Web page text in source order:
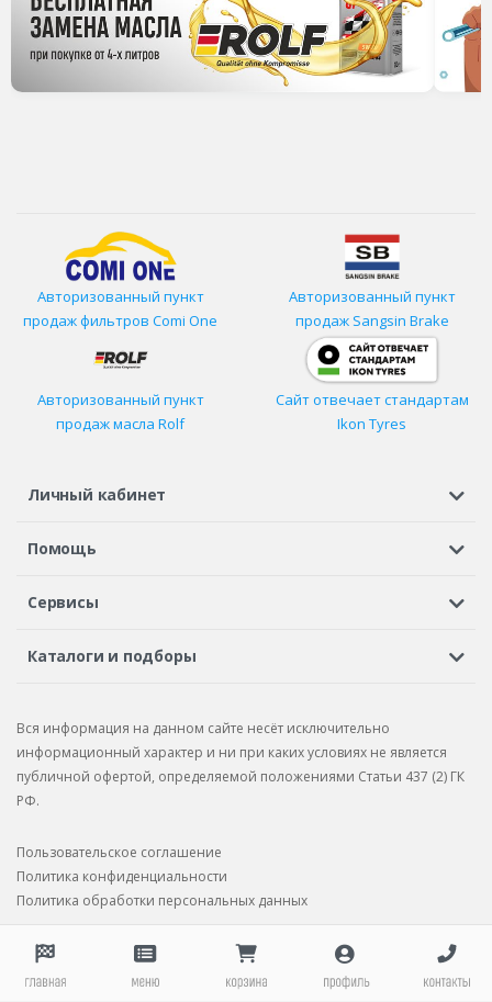
Авторизованный пункт
продаж фильтров Comi One
Авторизованный пункт
продаж Sangsin Brake
Авторизованный пункт
продаж масла Rolf
Сайт отвечает стандартам
Ikon Tyres
Личный кабинет
Регистрация или вход
Помощь
Шины в кредит
Сервисы
Автосервисы
Бонусная программа
Рекламации по услугам
Каталоги и подборы
Подбор запчастей
Каталог запчастей
Вся информация на данном сайте несёт исключительно
информационный характер и ни при каких условиях не является
публичной офертой, определяемой положениями Статьи 437 (2) ГК
РФ.
Пользовательское соглашение
Политика конфиденциальности
Политика обработки персональных данных